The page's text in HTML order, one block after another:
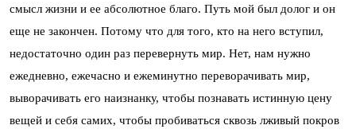
смысл жизни и ее абсолютное благо. Путь мой был долог и он
еще не закончен. Потому что для того, кто на него вступил,
недостаточно один раз перевернуть мир. Нет, нам нужно
ежедневно, ежечасно и ежеминутно переворачивать мир,
выворачивать его наизнанку, чтобы познавать истинную цену
вещей и себя самих, чтобы пробиваться сквозь лживый покров